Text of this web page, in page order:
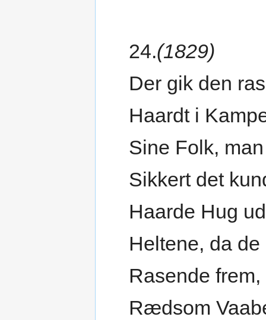
24.(1829)
Der gik den
Haardt i
Sine Folk,
Sikkert det
Haarde Hug
Heltene, da de
Rasende
Rædsom